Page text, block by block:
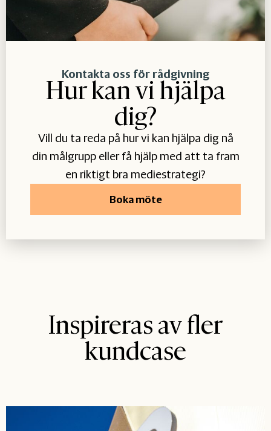
Kontakta oss för rådgivning
Hur kan vi hjälpa
dig?
Vill du ta reda på hur vi kan hjälpa dig nå
din målgrupp eller få hjälp med att ta fram
en riktigt bra mediestrategi?
Boka möte
Inspireras av fler
kundcase